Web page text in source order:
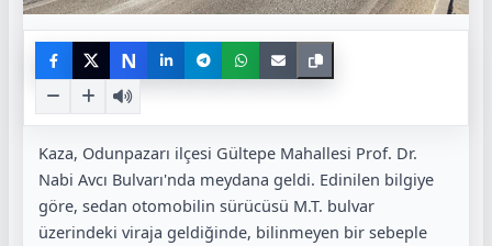
N
Kaza, Odunpazarı ilçesi Gültepe Mahallesi Prof. Dr.
Nabi Avcı Bulvarı'nda meydana geldi. Edinilen bilgiye
göre, sedan otomobilin sürücüsü M.T. bulvar
üzerindeki viraja geldiğinde, bilinmeyen bir sebeple